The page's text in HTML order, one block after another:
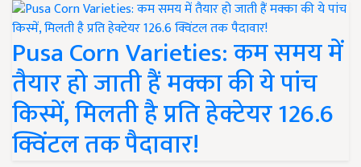
Pusa Corn Varieties: कम समय में
तैयार हो जाती हैं मक्का की ये पांच
किस्में, मिलती है प्रति हेक्टेयर 126.6
क्विंटल तक पैदावार!